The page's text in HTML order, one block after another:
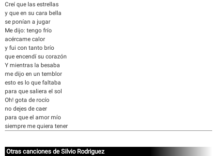
Creí que las estrellas
y que en su cara bella
se ponían a jugar
Me dijo: tengo frío
acércame calor
y fui con tanto brío
que encendí su corazón
Y mientras la besaba
me dijo en un temblor
esto es lo que faltaba
para que saliera el sol
Oh! gota de rocío
no dejes de caer
para que el amor mío
siempre me quiera tener
Otras canciones de Silvio Rodriguez